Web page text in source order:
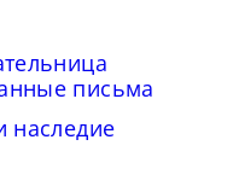
латинская буква
от 8 до 12 символов
письма
наследие